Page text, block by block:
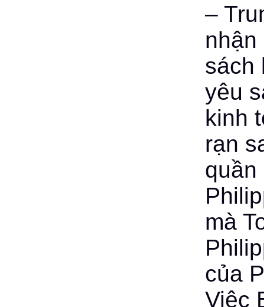
–
sách
yêu
kinh
rạn
mà
của
Việc